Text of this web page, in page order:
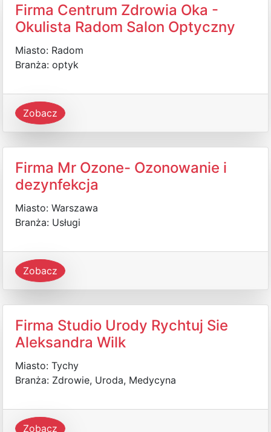
Firma Centrum Zdrowia Oka -
Okulista Radom Salon Optyczny
Miasto: Radom
Branża: optyk
Zobacz
Firma Mr Ozone- Ozonowanie i
dezynfekcja
Miasto: Warszawa
Branża: Usługi
Zobacz
Firma Studio Urody Rychtuj Sie
Aleksandra Wilk
Miasto: Tychy
Branża: Zdrowie, Uroda, Medycyna
Zobacz